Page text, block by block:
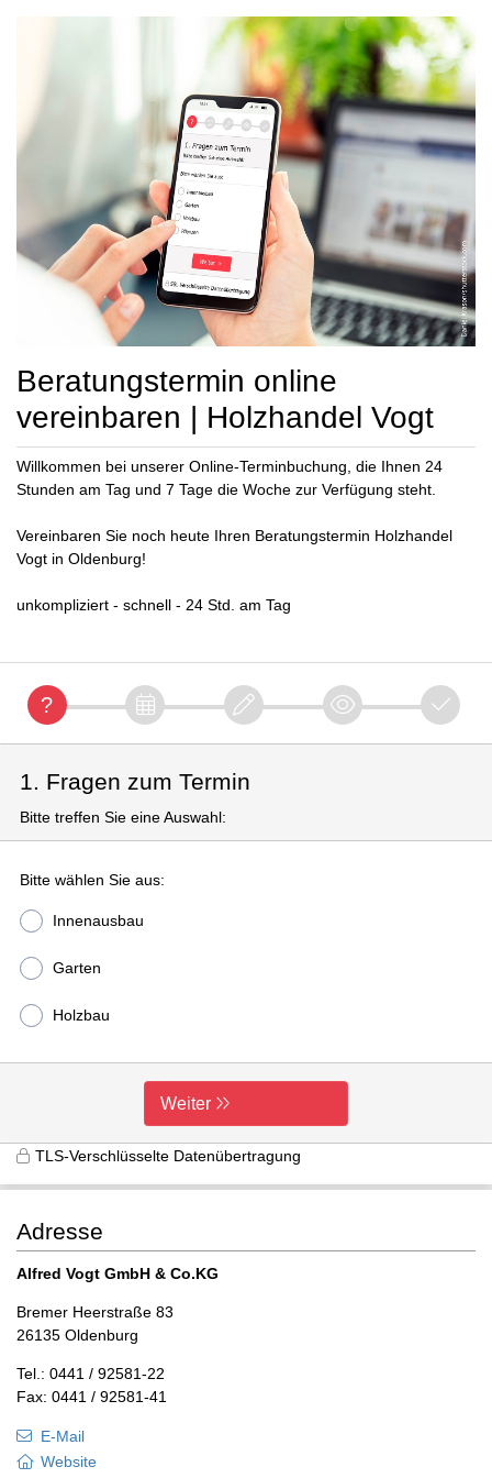
Beratungstermin online
vereinbaren | Holzhandel Vogt
Willkommen bei unserer Online-Terminbuchung, die Ihnen 24
Stunden am Tag und 7 Tage die Woche zur Verfügung steht.
Vereinbaren Sie noch heute Ihren Beratungstermin Holzhandel
Vogt in Oldenburg!
unkompliziert - schnell - 24 Std. am Tag
1. Fragen zum Termin
Bitte treffen Sie eine Auswahl:
Bitte wählen Sie aus:
Innenausbau
Garten
Holzbau
Weiter
TLS-Verschlüsselte Datenübertragung
Adresse
Alfred Vogt GmbH & Co.KG
Bremer Heerstraße 83
26135 Oldenburg
Tel.: 0441 / 92581-22
Fax: 0441 / 92581-41
E-Mail
Website